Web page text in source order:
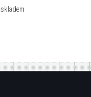
skladem